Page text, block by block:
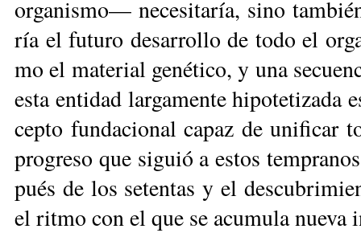
or­ga­nis­mo— ne­ce­si­ta­ría, si­no
ría el fu­tu­ro de­sa­rro­llo de to­do el
mo el ma­te­rial ge­né­ti­co, y una
es­ta en­ti­dad lar­ga­men­te hi­po­te­ti­za­da
cep­to fun­da­cio­nal ca­paz de uni­fi­car
pro­gre­so que si­guió a es­tos
pués de los se­ten­tas y el
el rit­mo con el que se acu­mu­la nue­va